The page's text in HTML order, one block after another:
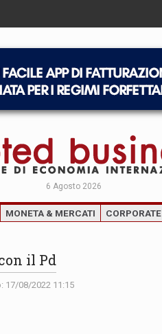
6 Agosto 2026
MONETA & MERCATI CORPORATE
il Pd
17/08/2022 11:15